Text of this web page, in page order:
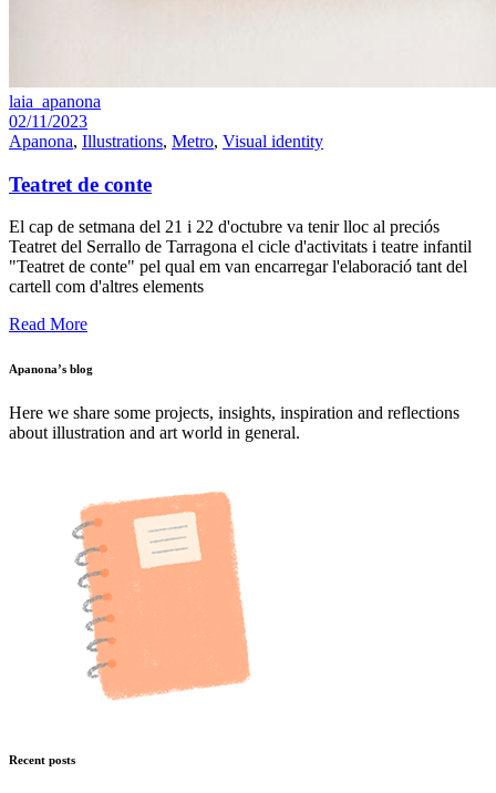
laia_apanona
02/11/2023
Apanona, Illustrations, Metro, Visual identity
Teatret de conte
El cap de setmana del 21 i 22 d'octubre va tenir lloc al preciós
Teatret del Serrallo de Tarragona el cicle d'activitats i teatre infantil
"Teatret de conte" pel qual em van encarregar l'elaboració tant del
cartell com d'altres elements
Read More
Apanona’s blog
Here we share some projects, insights, inspiration and reflections
about illustration and art world in general.
Recent posts